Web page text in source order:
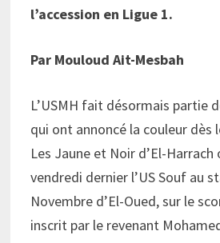
l’accession en Ligue 1.
Par Mouloud Ait-Mesbah
L’USMH fait désormais partie
qui ont annoncé la couleur dès
Les Jaune et Noir d’El-
vendredi dernier l’US Souf au
Novembre d’El-Oued, sur le
inscrit par le revenant